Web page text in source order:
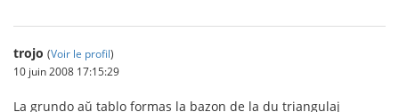
trojo (Voir le profil)
10 juin 2008 17:15:29
La grundo aŭ tablo formas la bazon de la du triangulaj